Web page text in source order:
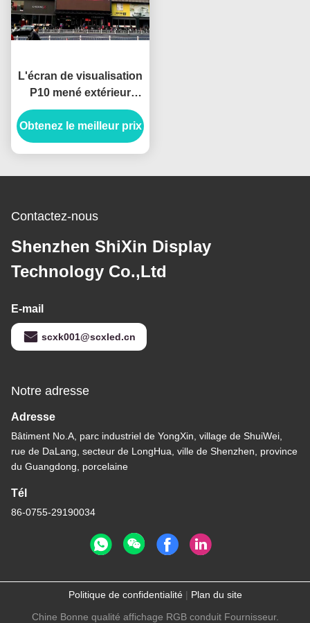
L'écran de visualisation
P10 mené extérieur
Digital économiseuse
d'énergie LED
embarque la position
Obtenez le meilleur prix
Contactez-nous
Shenzhen ShiXin Display
Technology Co.,Ltd
E-mail
scxk001@scxled.cn
Notre adresse
Adresse
Bâtiment No.A, parc industriel de YongXin, village de ShuiWei,
rue de DaLang, secteur de LongHua, ville de Shenzhen, province
du Guangdong, porcelaine
Tél
86-0755-29190034
Politique de confidentialité| Plan du site
Chine Bonne qualité affichage RGB conduit Fournisseur.